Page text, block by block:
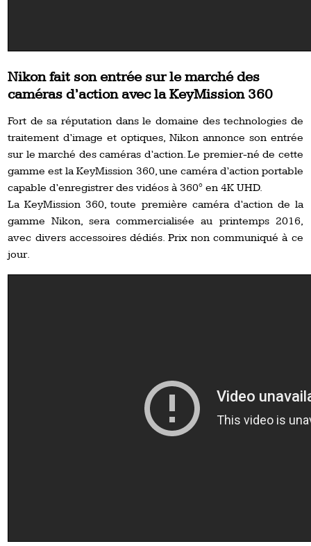
Nikon fait son entrée sur le marché des
caméras d’action avec la KeyMission 360
Fort de sa réputation dans le domaine des technologies de
traitement d’image et optiques, Nikon annonce son entrée
sur le marché des caméras d’action. Le premier-né de cette
gamme est la KeyMission 360, une caméra d’action portable
capable d’enregistrer des vidéos à 360° en 4K UHD.
La KeyMission 360, toute première caméra d’action de la
gamme Nikon, sera commercialisée au printemps 2016,
avec divers accessoires dédiés. Prix non communiqué à ce
jour.